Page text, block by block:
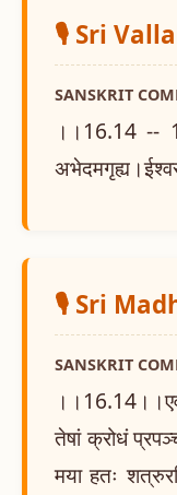
🎙️ Sri
SANSKRIT
।।16.14 --
🎙️ Sri
SANSKRIT
तेषां क्रोधं
मया हतः